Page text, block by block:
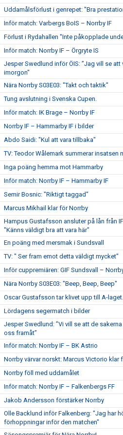
Uddamålsförlust i genrepet: "Bra
Inför match: Varbergs BoIS – Norrby IF
Förlust i Rydahallen "Inte påkopplade
Inför match: Norrby IF – Örgryte IS
Jesper Swedlund inför ÖIS: ”Jag vill se att
imorgon"
Nära Norrby S03E03: "Takt och taktik"
Tung avslutning i Svenska Cupen.
Inför match: IK Brage – Norrby IF
Norrby IF – Hammarby IF i bilder
Abdo Saidi: "Kul att vara tillbaka"
TV: Teodor Wålemark summerar insatsen
Inga poäng hemma mot Hammarby
Inför match: Norrby IF – Hammarby IF
Semir Bosnic: "Riktigt taggad"
Marcus Mikhail klar för Norrby
Hampus Gustafsson ansluter på lån från
"Känns väldigt bra att vara här"
En poäng med mersmak i Sundsvall
TV: " Ser fram emot detta väldigt mycket"
Inför cuppremiären: GIF Sundsvall –
Nära Norrby S03E03: "Beep, Beep, Beep"
Oscar Gustafsson tar klivet upp till A-laget.
Lördagens segermatch i bilder
Jesper Swedlund: ”Vi vill se att de
oss framåt”
Inför match: Norrby IF – BK Astrio
Norrby värvar norskt: Marcus Victorio klar
Norrby föll med uddamålet
Inför match: Norrby IF – Falkenbergs FF
Jakob Andersson förstärker Norrby
Olle Backlund inför Falkenberg: "Jag har
förhoppningar inför den matchen"